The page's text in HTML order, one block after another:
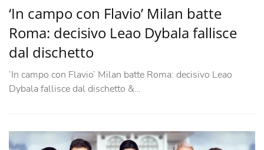
‘In campo con Flavio’ Milan batte
Roma: decisivo Leao Dybala fallisce
dal dischetto
‘In campo con Flavio’ Milan batte Roma: decisivo Leao
Dybala fallisce dal dischetto &…